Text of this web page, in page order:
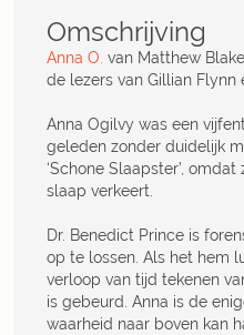
Omschrijving
Anna O. van Matthew
de lezers van Gillian Flynn
Anna Ogilvy was een
geleden zonder duidelijk
‘Schone Slaapster’,
slaap verkeert.
Dr. Benedict Prince is
op te lossen. Als het hem
verloop van tijd tekenen
is gebeurd. Anna is de
waarheid naar boven kan